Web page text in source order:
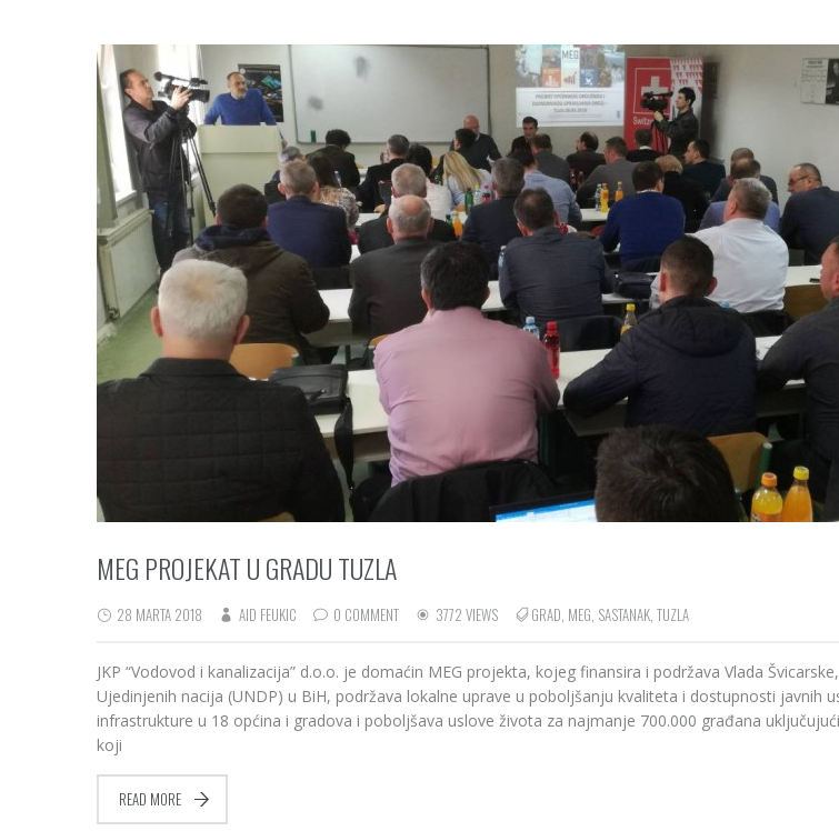
MEG PROJEKAT U GRADU TUZLA
28 MARTA 2018 AID FEUKIC 0 COMMENT 3772 VIEWS GRAD MEG SASTANAK TUZLA
JKP “Vodovod i kanalizacija” d.o.o. je domaćin MEG projekta, kojeg finansira i podržava Vlada
Ujedinjenih nacija (UNDP) u BiH, podržava lokalne uprave u poboljšanju kvaliteta i dostupnosti javnih
infrastrukture u 18 općina i gradova i poboljšava uslove života za najmanje 700.000 građana
koji
READ MORE